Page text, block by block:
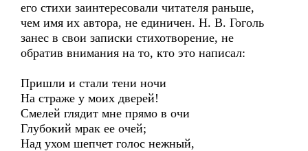
его стихи заинтересовали читателя раньше,
чем имя их автора, не единичен. Н. В. Гоголь
занес в свои записки стихотворение, не
обратив внимания на то, кто это написал:
Пришли и стали тени ночи
На страже у моих дверей!
Смелей глядит мне прямо в очи
Глубокий мрак ее очей;
Над ухом шепчет голос нежный,